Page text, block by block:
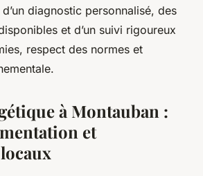
diagnostic personnalisé, des
et d’un suivi rigoureux
respect des normes et
à Montauban :
et